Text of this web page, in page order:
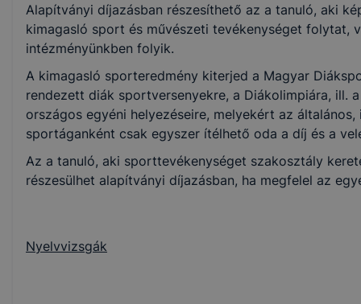
Alapítványi díjazásban részesíthető az a tanuló, aki
kimagasló sport és művészeti tevékenységet folytat,
intézményünkben folyik.
A kimagasló sporteredmény kiterjed a Magyar
rendezett diák sportversenyekre, a Diákolimpiára, ill.
országos egyéni helyezéseire, melyekért az
sportáganként csak egyszer ítélhető oda a díj és a
Az a tanuló, aki sporttevékenységet szakosztály
részesülhet alapítványi díjazásban, ha megfelel az
Nyelvvizsgák